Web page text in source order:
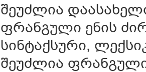
შეუძლია
ფრანგული ენის
სინტაქსური,
შეუძლია